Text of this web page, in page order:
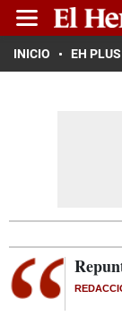
INICIO EH PLUS